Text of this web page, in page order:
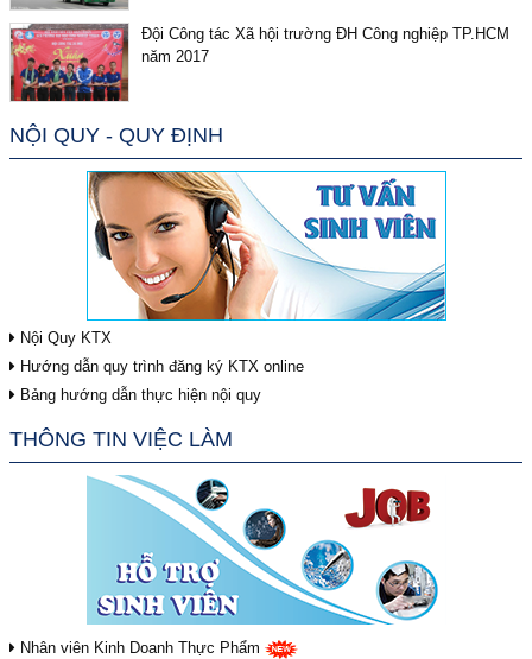
Đội Công tác Xã hội trường ĐH Công nghiệp TP.HCM
năm 2017
NỘI QUY - QUY ĐỊNH
Nội Quy KTX
Hướng dẫn quy trình đăng ký KTX online
Bảng hướng dẫn thực hiện nội quy
THÔNG TIN VIỆC LÀM
Nhân viên Kinh Doanh Thực Phẩm